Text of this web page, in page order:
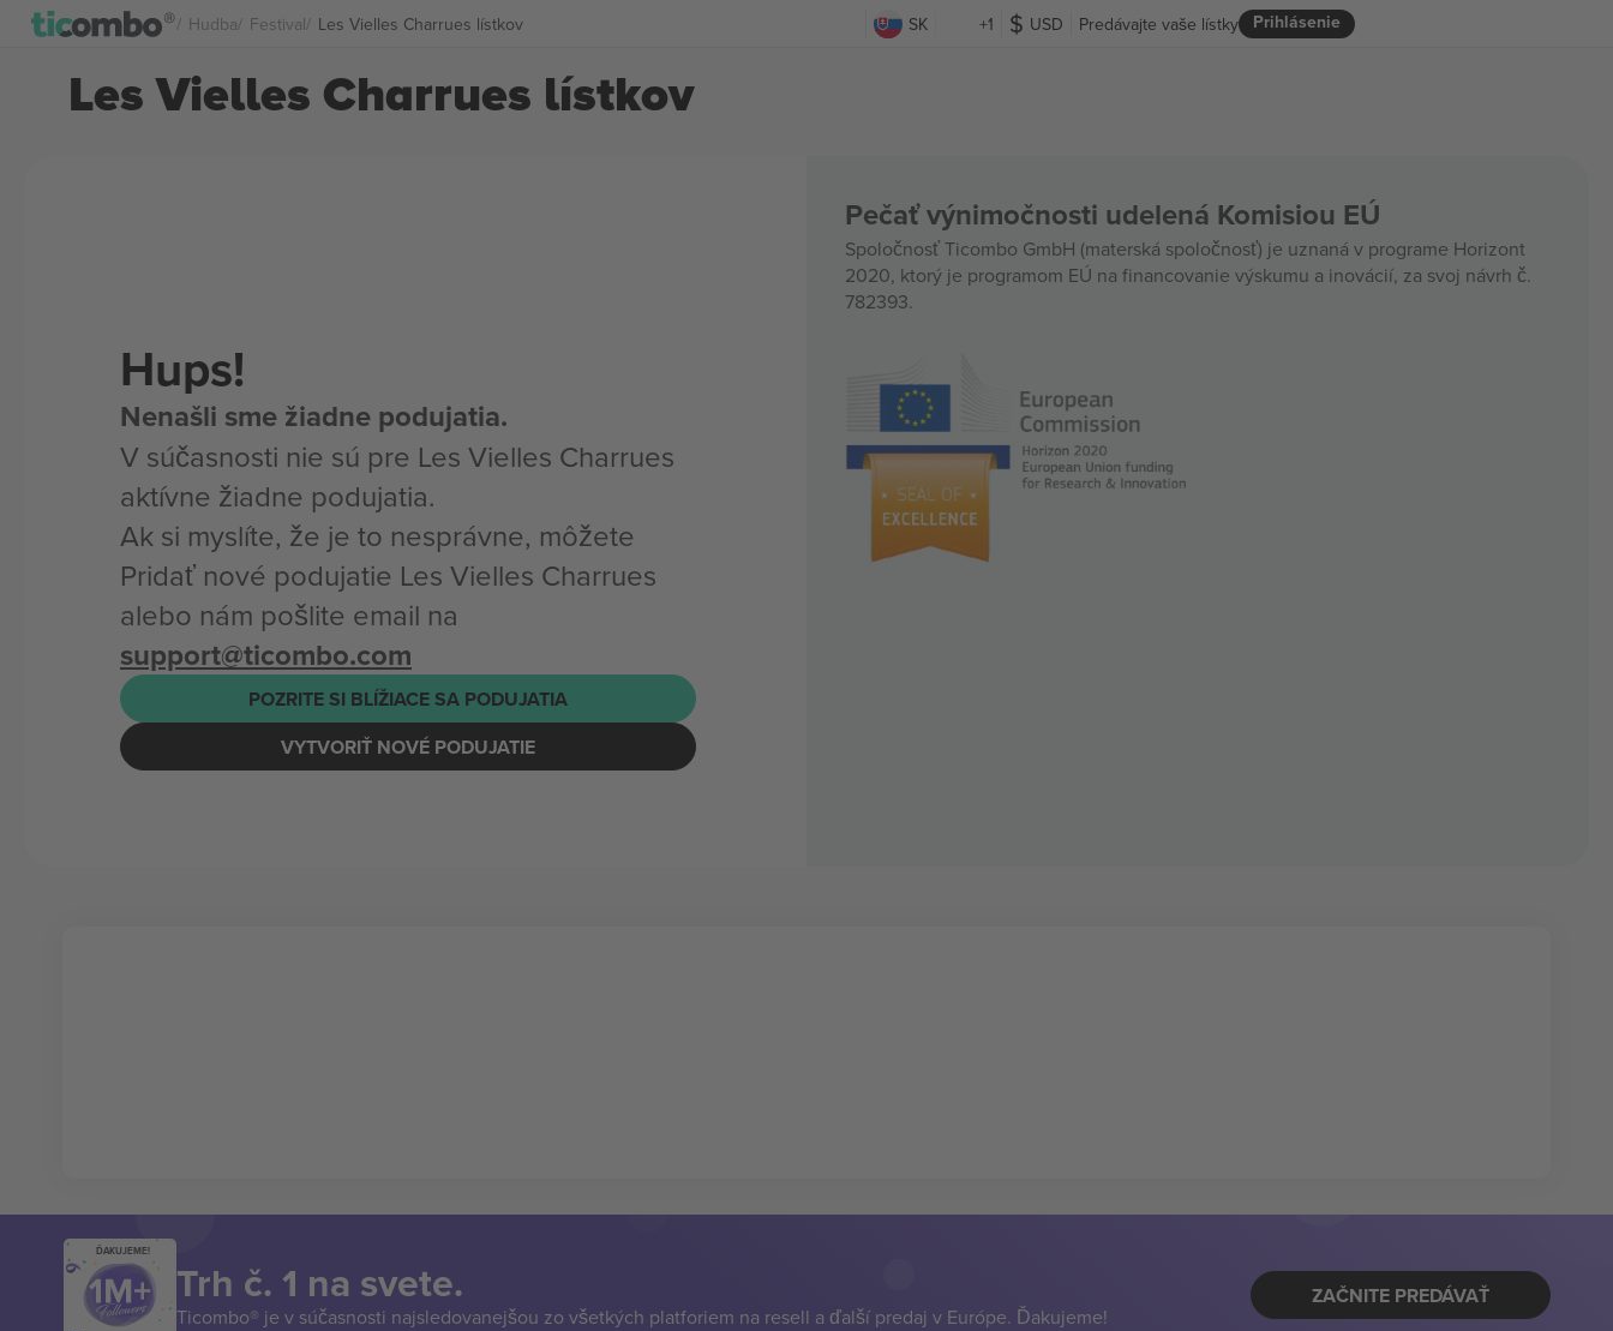
Hudba Festival Les Vielles Charrues lístkov SK +1 USD Prihlásenie
Predávajte vaše lístky
Les Vielles Charrues lístkov
Hups!
Nenašli sme žiadne podujatia.
V súčasnosti nie sú pre Les Vielles Charrues
aktívne žiadne podujatia.
Ak si myslíte, že je to nesprávne, môžete
Pridať nové podujatie Les Vielles Charrues
alebo nám pošlite email na
support@ticombo.com
POZRITE SI BLÍŽIACE SA PODUJATIA
VYTVORIŤ NOVÉ PODUJATIE
Pečať výnimočnosti udelená Komisiou EÚ
Spoločnosť Ticombo GmbH (materská spoločnosť) je uznaná v programe Horizont
2020, ktorý je programom EÚ na financovanie výskumu a inovácií, za svoj návrh č.
782393.
ĎAKUJEME!
Trh č. 1 na svete.
Ticombo® je v súčasnosti najsledovanejšou zo všetkých platforiem na resell a ďalší predaj v Európe. Ďakujeme!
ZAČNITE PREDÁVAŤ